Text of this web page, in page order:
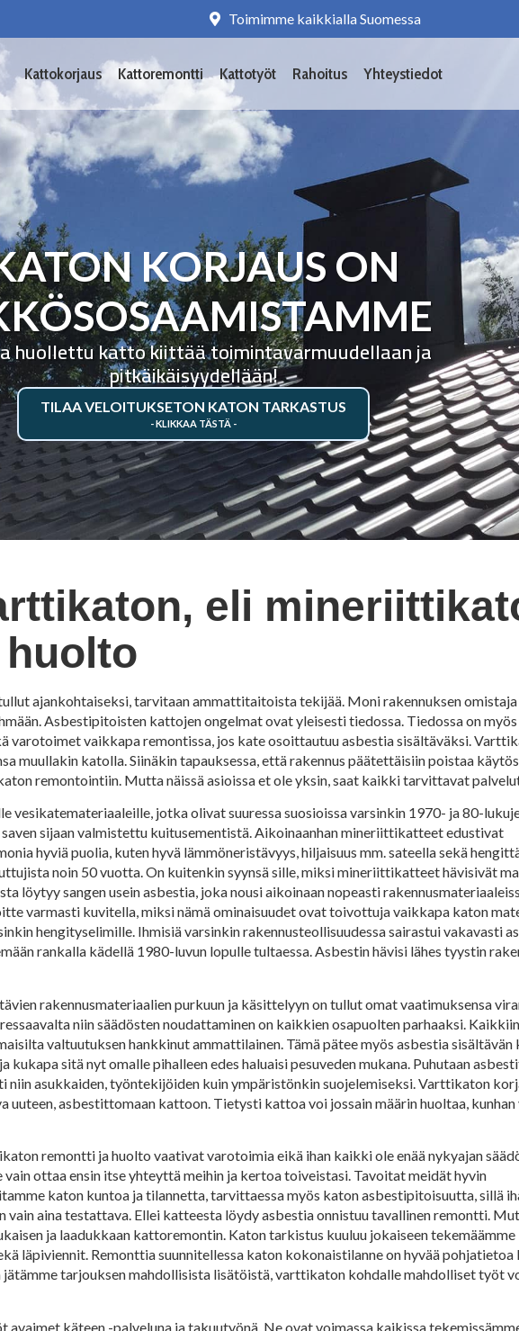
Toimimme kaikkialla Suomessa
Kattokorjaus Kattoremontti Kattotyöt Rahoitus Yhteystiedot
KORJAUS ON
huollettu katto kiittää toimintavarmuudellaan ja
pitkäikäisyydellään!
TILAA VELOITUKSETON KATON TARKASTUS
eli
ajankohtaiseksi, tarvitaan ammattitaitoista tekijää. Moni rakennuksen omistaja
Asbestipitoisten kattojen ongelmat ovat yleisesti tiedossa. Tiedossa on
vaikkapa remontissa, jos kate osoittautuu asbestia sisältäväksi.
muullakin katolla. Siinäkin tapauksessa, että rakennus päätettäisiin poistaa
remontointiin. Mutta näissä asioissa et ole yksin, saat kaikki tarvittavat
jotka olivat suuressa suosioissa varsinkin 1970- ja 80-
sijaan valmistettu kuitusementistä. Aikoinaanhan mineriittikatteet edustivat
hyviä puolia, kuten hyvä lämmöneristävyys, hiljaisuus mm. sateella sekä
noin 50 vuotta. On kuitenkin syynsä sille, miksi mineriittikatteet hävisivät
löytyy sangen usein asbestia, joka nousi aikoinaan nopeasti
varmasti kuvitella, miksi nämä ominaisuudet ovat toivottuja vaikkapa katon
hengityselimille. Ihmisiä varsinkin rakennusteollisuudessa sairastui vakavasti
rankalla kädellä 1980-luvun lopulle tultaessa. Asbestin hävisi lähes tyystin
rakennusmateriaalien purkuun ja käsittelyyn on tullut omat vaatimuksensa
niin säädösten noudattaminen on kaikkien osapuolten parhaaksi.
valtuutuksen hankkinut ammattilainen. Tämä pätee myös asbestia sisältävän
sitä nyt omalle pihalleen edes haluaisi pesuveden mukana. Puhutaan
asukkaiden, työntekijöiden kuin ympäristönkin suojelemiseksi. Varttikaton
uuteen, asbestittomaan kattoon. Tietysti kattoa voi jossain määrin huoltaa,
remontti ja huolto vaativat varotoimia eikä ihan kaikki ole enää nykyajan
ottaa ensin itse yhteyttä meihin ja kertoa toiveistasi. Tavoitat meidät hyvin
katon kuntoa ja tilannetta, tarvittaessa myös katon asbestipitoisuutta, sillä
aina testattava. Ellei katteesta löydy asbestia onnistuu tavallinen remontti.
ja laadukkaan kattoremontin. Katon tarkistus kuuluu jokaiseen
läpiviennit. Remonttia suunnitellessa katon kokonaistilanne on hyvää pohjatietoa
tarjouksen mahdollisista lisätöistä, varttikaton kohdalle mahdolliset työt
käteen -palveluna ja takuutyönä. Ne ovat voimassa kaikissa